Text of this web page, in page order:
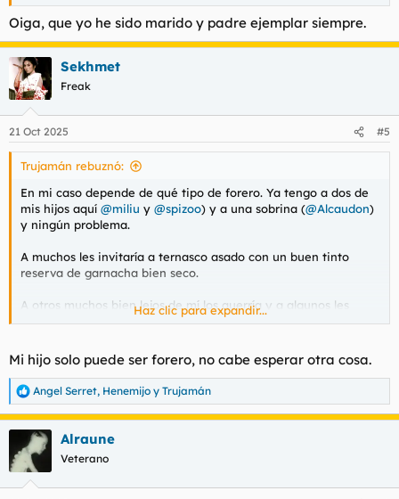
Oiga, que yo he sido marido y padre ejemplar siempre.
Sekhmet
Freak
21 Oct 2025 #5
Trujamán rebuznó:
En mi caso depende de qué tipo de forero. Ya tengo a dos de
mis hijos aquí @miliu y @spizoo) y a una sobrina (@Alcaudon)
y ningún problema.
A muchos les invitaría a ternasco asado con un buen tinto
reserva de garnacha bien seco.
A otros muchos bien lejos de mí los querría y a algunos les
daria dos hostias y los confesaría y les haría ir andando
Y luego@En plan!! Le daría dos patadas en los cojones pero
luego le daría un fuerte abrazo. Para mí sería como el hijo
pródigo.
Haz clic para expandir...
Mi hijo solo puede ser forero, no cabe esperar otra cosa.
R
e
a
c
Angel Serret, Henemijo y Trujamán
Alraune
Veterano